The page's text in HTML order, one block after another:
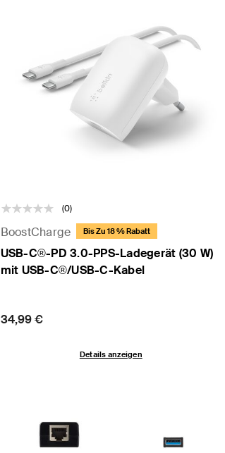
(0)
BoostCharge Bis Zu 18 % Rabatt
USB-C®-PD 3.0-PPS-Ladegerät (30 W)
mit USB-C®/USB-C-Kabel
Price:
34,99 €
Details anzeigen